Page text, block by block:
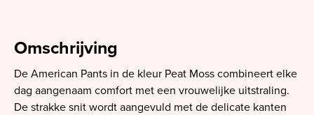
Omschrijving
De American Pants in de kleur Peat Moss combineert elke
dag aangenaam comfort met een vrouwelijke uitstraling.
De strakke snit wordt aangevuld met de delicate kanten